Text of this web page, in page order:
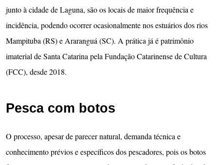
junto à cidade de Laguna, são os locais de maior frequência e
incidência, podendo ocorrer ocasionalmente nos estuários dos rios
Mampituba (RS) e Araranguá (SC). A prática já é patrimônio
imaterial de Santa Catarina pela Fundação Catarinense de Cultura
(FCC), desde 2018.
Pesca com botos
O processo, apesar de parecer natural, demanda técnica e
conhecimento prévios e específicos dos pescadores, pois os botos